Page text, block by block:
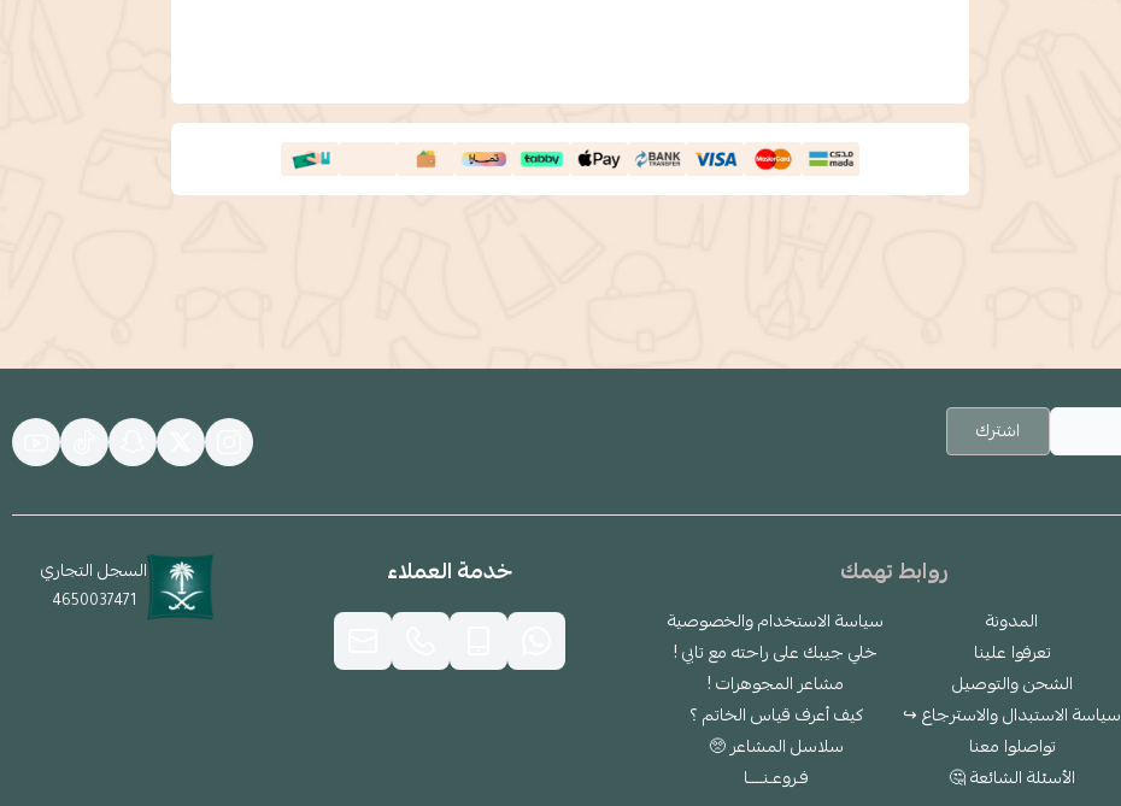
اشترك
روابط تهمك
المدونة
تعرفوا علينا
الشحن والتوصيل
سياسة الاستبدال والاسترجاع ↪
تواصلوا معنا
الأسئلة الشائعة 🤔
سياسة الاستخدام والخصوصية
خلي جيبك على راحته مع تابي !
مشاعر المجوهرات !
كيف أعرف قياس الخاتم ؟
سلاسل المشاعر 🥺
فـروعـنــــا
خدمة العملاء السجل التجاري
4650037471